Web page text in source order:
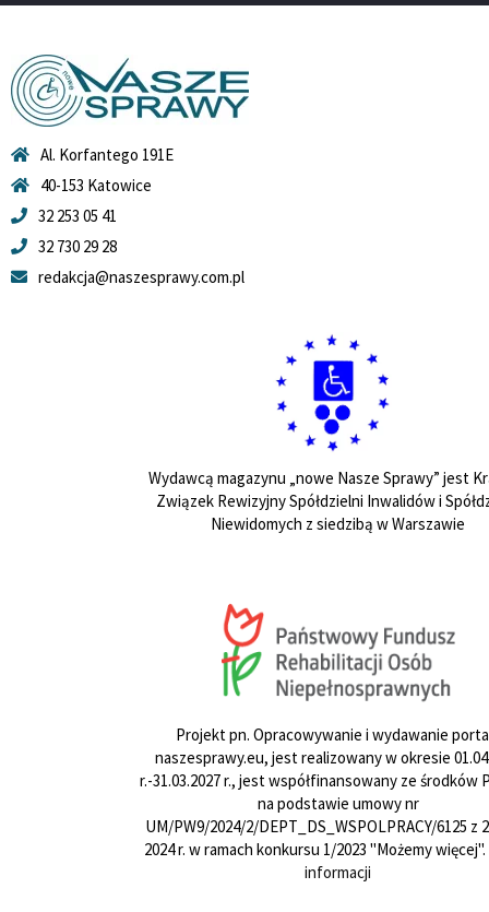
Al. Korfantego 191E
40-153 Katowice
32 253 05 41
32 730 29 28
redakcja@naszesprawy.com.pl
Wydawcą magazynu „nowe Nasze Sprawy” jest
Związek Rewizyjny Spółdzielni Inwalidów i
Niewidomych z siedzibą w Warszawie
Projekt pn. Opracowywanie i wydawanie
naszesprawy.eu, jest realizowany w okresie
r.-31.03.2027 r., jest współfinansowany ze środków
na podstawie umowy nr
UM/PW9/2024/2/DEPT_DS_WSPOLPRACY/6125 z
2024 r. w ramach konkursu 1/2023 "Możemy więcej".
informacji